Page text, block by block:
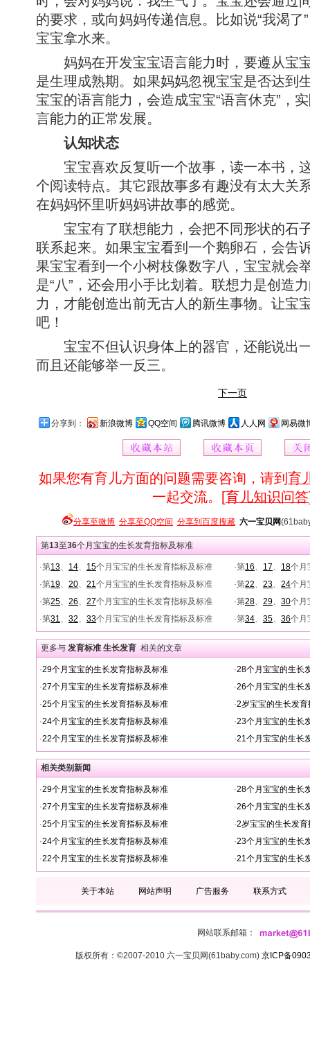
的要求，或向妈妈传递信息。比如说“我渴了
宝宝拿水来。
妈妈在开发宝宝语言能力时，要遵从宝
是生理成熟期。如果妈妈忽视宝宝是否达到
宝宝的语言能力，会造成宝宝“语言休克”，
言能力的正常发展。
认知状态
宝宝喜欢反复听一个故事，读一本书，
个阅读特点。其它跟故事多有趣没有太大关
在妈妈怀里听妈妈讲故事的感觉。
宝宝有了联想能力，会把不同形状的石
联系起来。如果宝宝看到一个鹅卵石，会告
果宝宝看到一个小树枝像数字八，宝宝就会
是“八”，还会用小手比划着。联想力是创造
力，才能创造出前无古人的新生事物。让宝
吧！
宝宝不但认识身体上的器官，还能说出
而且还能够举一反三。
下一页
分享到： 新浪微博 QQ空间 腾讯微博 人人网 网易微
如果您有育儿方面的问题需要咨询，请到 育
一起交流。[育儿知识问答
分享至微博 分享至QQ空间 分享到百度搜藏 六一宝贝网
第13至36个月宝宝的生长发育指标及标准
·第13、 14、 15个月宝宝的生长发育指标及标准 ·第16、 17、 18个月
·第19、 20、 21个月宝宝的生长发育指标及标准 ·第22、 23、 24个月
·第25、 26、 27个月宝宝的生长发育指标及标准 ·第28、 29、 30个月
·第31、 32、 33个月宝宝的生长发育指标及标准 ·第34、 35、 36个月
更多与 发育标准 生长发育 相关的文章
·29个月宝宝的生长发育指标及标准 ·28个月宝宝的生长
·27个月宝宝的生长发育指标及标准 ·26个月宝宝的生长
·25个月宝宝的生长发育指标及标准 ·2岁宝宝的生长发
·24个月宝宝的生长发育指标及标准 ·23个月宝宝的生长
·22个月宝宝的生长发育指标及标准 ·21个月宝宝的生长
相关类别新闻
·29个月宝宝的生长发育指标及标准 ·28个月宝宝的生长
·27个月宝宝的生长发育指标及标准 ·26个月宝宝的生长
·25个月宝宝的生长发育指标及标准 ·2岁宝宝的生长发
·24个月宝宝的生长发育指标及标准 ·23个月宝宝的生长
·22个月宝宝的生长发育指标及标准 ·21个月宝宝的生长
关于本站 网站声明 广告服务 联系方式
网站联系邮箱：
版权所有：©2007-2010 六一宝贝网(61baby.com) 京ICP备